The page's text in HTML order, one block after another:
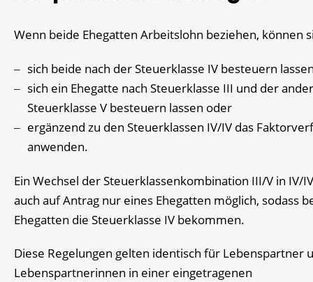
Wenn beide Ehegatten Arbeitslohn beziehen, können
sich beide nach der Steuerklasse IV besteuern
sich ein Ehegatte nach Steuerklasse III und der
Steuerklasse V besteuern lassen oder
ergänzend zu den Steuerklassen IV/IV das
anwenden.
Ein Wechsel der Steuerklassenkombination III/V in IV/
auch auf Antrag nur eines Ehegatten möglich, sodass
Ehegatten die Steuerklasse IV bekommen.
Diese Regelungen gelten identisch für Lebenspartner
Lebenspartnerinnen in einer eingetragenen